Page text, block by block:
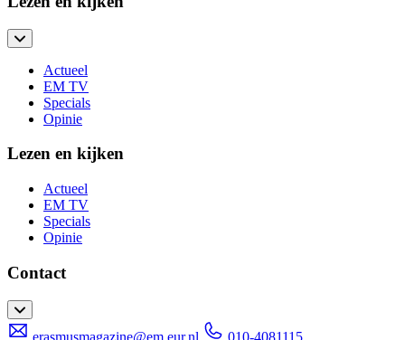
Actueel
EM TV
Specials
Opinie
Lezen en kijken
Actueel
EM TV
Specials
Opinie
Contact
erasmusmagazine@em.eur.nl 010-4081115